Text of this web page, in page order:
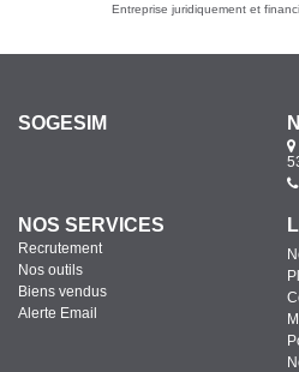
Entreprise juridiquement et
SOGESIM
NOS SERVICES
Recrutement
Nos outils
Biens vendus
Alerte Email